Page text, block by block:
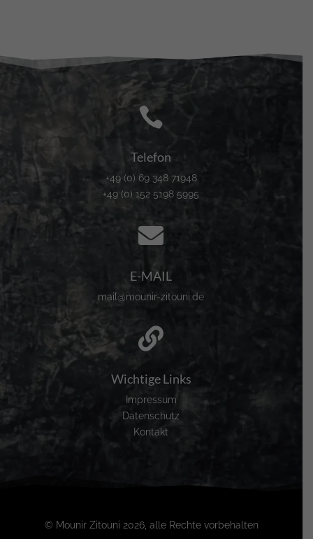

Telefon
+49 (0) 69 348 71948
+49 (0) 152 5198 5995

E-MAIL
mail@mounir-zitouni.de

Wichtige Links
Impressum
Datenschutz
Kontakt
© Mounir Zitouni 2026, alle Rechte vorbehalten